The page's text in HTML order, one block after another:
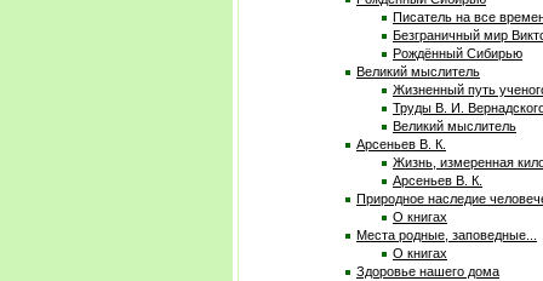
Писатель на все
Безграничный мир
Рождённый Сибирью
Великий мыслитель
Жизненный путь
Труды В. И.
Великий мыслитель
Арсеньев В. К.
Жизнь, измеренная
Арсеньев В. К.
Природное наследие
О книгах
Места родные, заповедные...
О книгах
Здоровье нашего дома